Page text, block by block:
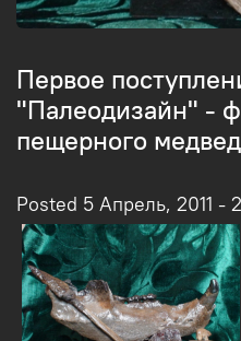
Первое
"Палеодизайн" -
пещерного
Posted 5 Апрель, 2011 -